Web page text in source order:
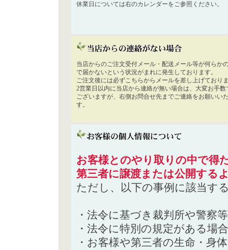
休業日については右のカレンダーをご参照ください。
当店からのご注文受付メール・配送メール等が何らか
で届かないという状況がまれに発生しております。
ご注文後には必ずこちらからメールを差し上げており
2営業日以内に当店から連絡が無い場合は、大変お手数
ございますが、右側お問合せ先までご連絡をお願いい
す。
お客様とのやり取りの中で得
第三者に譲渡または公開する
ただし、以下の事例に該当す
・法令に基づき裁判所や警察
・法令に特別の規定がある場合
・お客様や第三者の生命・身